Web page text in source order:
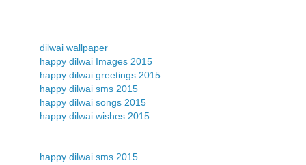
dilwai wallpaper
happy dilwai Images 2015
happy dilwai greetings 2015
happy dilwai sms 2015
happy dilwai songs 2015
happy dilwai wishes 2015
happy dilwai sms 2015